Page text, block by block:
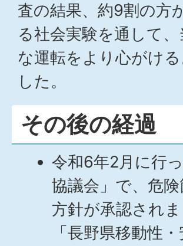
査の結果、約9割の方
る社会実験を通して
な運転をより心がけ
した。
その後の経過
令和6年2月に行
協議会」で、危
方針が承認され
「長野県移動性